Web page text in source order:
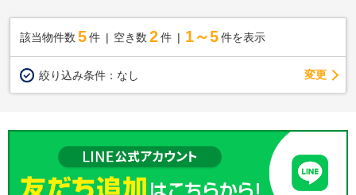
該当物件数 5件 空き数 2 件 1～5 件を表示
絞り込み条件： なし 変更